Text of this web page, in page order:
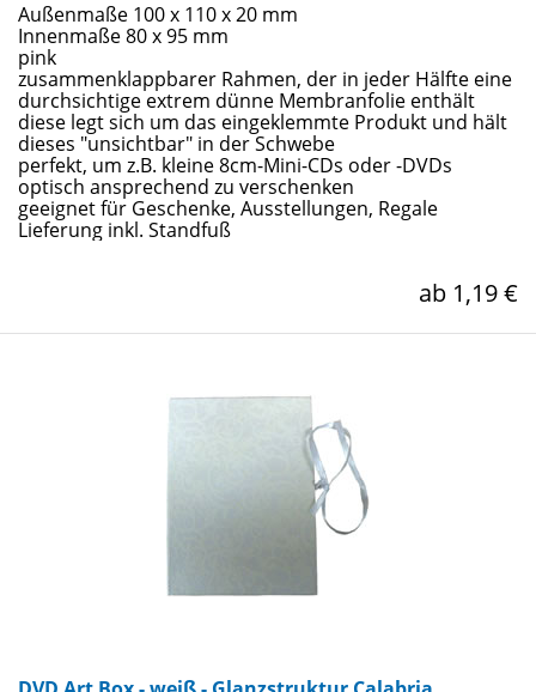
Außenmaße 100 x 110 x 20 mm
Innenmaße 80 x 95 mm
pink
zusammenklappbarer Rahmen, der in jeder Hälfte eine
durchsichtige extrem dünne Membranfolie enthält
diese legt sich um das eingeklemmte Produkt und hält
dieses "unsichtbar" in der Schwebe
perfekt, um z.B. kleine 8cm-Mini-CDs oder -DVDs
optisch ansprechend zu verschenken
geeignet für Geschenke, Ausstellungen, Regale
Lieferung inkl. Standfuß
ab 1,19 €